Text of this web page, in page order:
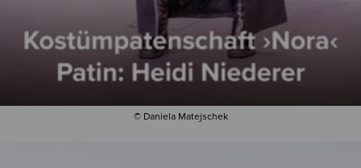
© Daniela Matejschek